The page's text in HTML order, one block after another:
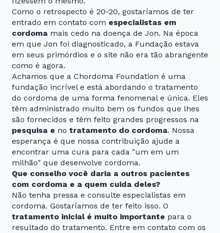
Como o retrospecto é 20-20, gostaríamos de ter
entrado em contato com especialistas em
cordoma mais cedo na doença de Jon. Na época
em que Jon foi diagnosticado, a Fundação estava
em seus primórdios e o site não era tão abrangente
como é agora.
Achamos que a Chordoma Foundation é uma
fundação incrível e está abordando o tratamento
do cordoma de uma forma fenomenal e única. Eles
têm administrado muito bem os fundos que lhes
são fornecidos e têm feito grandes progressos na
pesquisa e no tratamento do cordoma. Nossa
esperança é que nossa contribuição ajude a
encontrar uma cura para cada "um em um
milhão" que desenvolve cordoma.
Que conselho você daria a outros pacientes
com cordoma e a quem cuida deles?
Não tenha pressa e consulte especialistas em
cordoma. Gostaríamos de ter feito isso. O
tratamento inicial é muito importante para o
resultado do tratamento. Entre em contato com os